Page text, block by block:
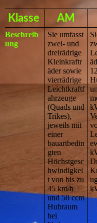
Klasse AM
Beschreib
ung
Sie umfasst
zwei- und
dreirädrige
Kleinkraftr
äder sowie
vierrädrige
Leichtkraftf
ahrzeuge
(Quads und
Trikes),
jeweils mit
einer
bauartbedin
gten
Höchstgesc
hwindigkei
t von bis zu
45 km/h
und 50 ccm
Hubraum
bei